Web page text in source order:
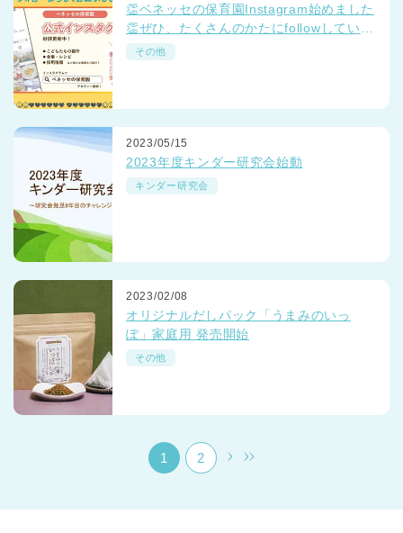
神奈川県 神奈川県 全域
千葉県
埼玉県
兵庫県 兵庫県 全域
👏ベネッセの保育園Instagram始めました
👏ぜひ、たくさんのかたにfollowしていだ
けると嬉しいです💛
その他
2023/05/15
2023年度キンダー研究会始動
キンダー研究会
2023/02/08
オリジナルだしパック「うまみのいっ
ぽ」家庭用 発売開始
その他
1 2